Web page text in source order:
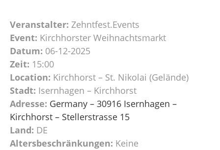
Veranstalter: Zehntfest.Events
Event: Kirchhorster Weihnachtsmarkt
Datum: 06-12-2025
Zeit: 15:00
Location: Kirchhorst – St. Nikolai (Gelände)
Stadt: Isernhagen – Kirchhorst
Adresse: Germany – 30916 Isernhagen –
Kirchhorst – Stellerstrasse 15
Land: DE
Altersbeschränkungen: Keine